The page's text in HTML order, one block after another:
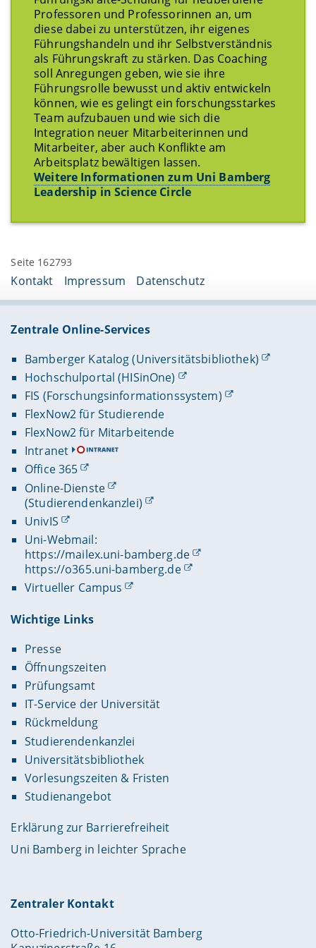
Professoren und Professorinnen an, um
diese dabei zu unterstützen, ihr eigenes
Führungshandeln und ihr Selbstverständnis
als Führungskraft zu stärken. Das Coaching
soll Anregungen geben, wie sie ihre
Führungsrolle bewusst und aktiv entwickeln
können, wie es gelingt ein forschungsstarkes
Team aufzubauen und wie sich die
Integration neuer Mitarbeiterinnen und
Mitarbeiter, aber auch Konflikte am
Arbeitsplatz bewältigen lassen.
Weitere Informationen zum Uni Bamberg
Leadership in Science Circle
Seite 162793
Kontakt Impressum Datenschutz
Zentrale Online-Services
Bamberger Katalog (Universitätsbibliothek)
Hochschulportal (HISinOne)
FIS (Forschungsinformationssystem)
FlexNow2 für Studierende
FlexNow2 für Mitarbeitende
Intranet
Office 365
Online-Dienste
(Studierendenkanzlei)
UnivIS
Uni-Webmail:
https://mailex.uni-bamberg.de
https://o365.uni-bamberg.de
Virtueller Campus
Wichtige Links
Presse
Öffnungszeiten
Prüfungsamt
IT-Service der Universität
Rückmeldung
Studierendenkanzlei
Universitätsbibliothek
Vorlesungszeiten & Fristen
Studienangebot
Erklärung zur Barrierefreiheit
Uni Bamberg in leichter Sprache
Zentraler Kontakt
Otto-Friedrich-Universität Bamberg